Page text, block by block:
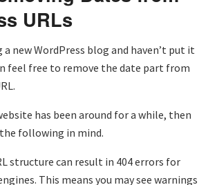
URLs
new WordPress blog and haven’t put it
feel free to remove the date part from
has been around for a while, then
following in mind.
structure can result in 404 errors for
This means you may see warnings